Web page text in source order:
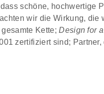
schöne, hochwertige
wir die Wirkung,
gesamte Kette;Design for
zertifiziert sind;